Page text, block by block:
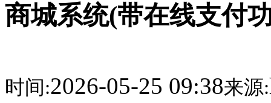
商城系统(带在线支付
时间:2026-05-25 09:38来源: